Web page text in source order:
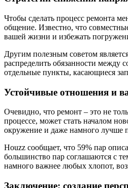
Чтобы сделать процесс ремонта
общение. Известно, что
вашей жизни и избежать
Другим полезным советом
распределить обязанности между
отдельные пункты, касающиеся
Устойчивые отношения и
Очевидно, что ремонт – это не
процессе, может стать началом
окружение и даже намного лучше
Houzz сообщает, что 59% пар
большинство пар соглашаются с
намного важнее любых хлопот,
Заключение: создание